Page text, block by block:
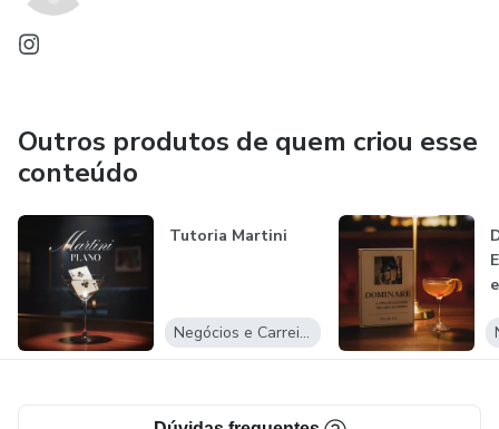
Outros produtos de quem criou esse
conteúdo
Tutoria Martini
Negócios e Carreira